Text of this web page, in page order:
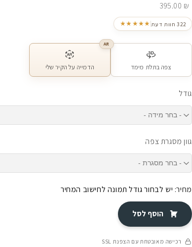
395.00 ₪
★★★★★ 322 חוות דעת
צפה בתלת מימד
AR
הדמייה על הקיר שלי
גודל
גוון מסגרת צפה
מחיר: יש לבחור גודל תמונה לחישוב המחיר
הוסף לסל
רכישה מאובטחת עם הצפנת SSL